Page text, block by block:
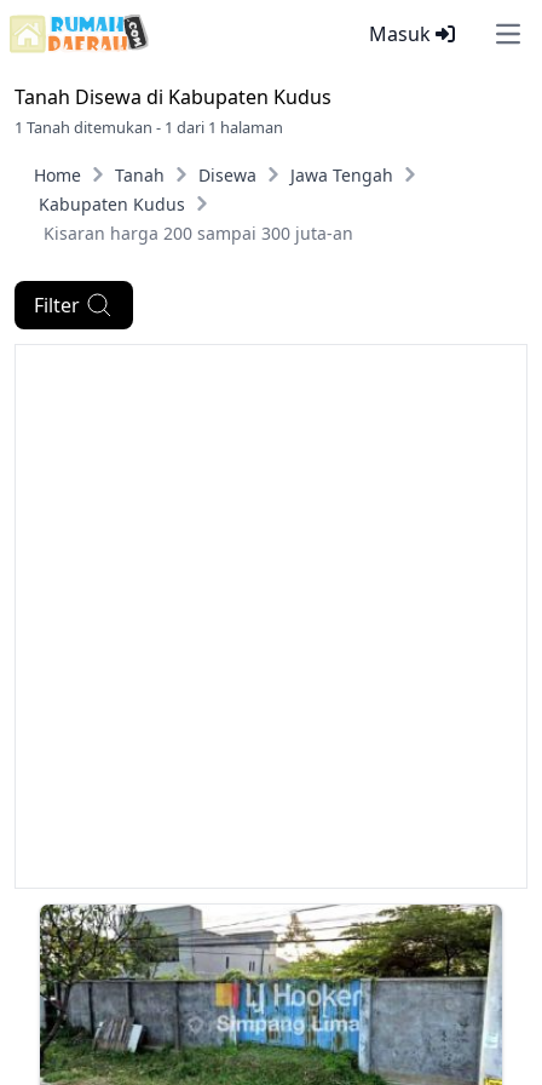
Masuk
Tanah Disewa di Kabupaten Kudus
1 Tanah ditemukan - 1 dari 1 halaman
Home Tanah Disewa
Jawa Tengah
Kabupaten Kudus
Kisaran harga 200 sampai 300 juta-an
Filter